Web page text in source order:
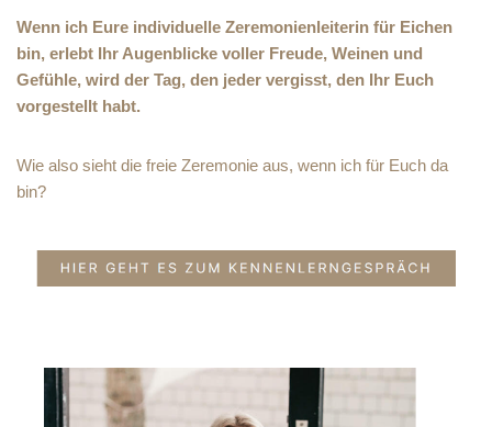
Wenn ich Eure individuelle Zeremonienleiterin für Eichen
bin, erlebt Ihr Augenblicke voller Freude, Weinen und
Gefühle, wird der Tag, den jeder vergisst, den Ihr Euch
vorgestellt habt.
Wie also sieht die freie Zeremonie aus, wenn ich für Euch da
bin?